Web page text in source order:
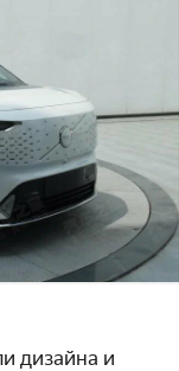
дизайна и